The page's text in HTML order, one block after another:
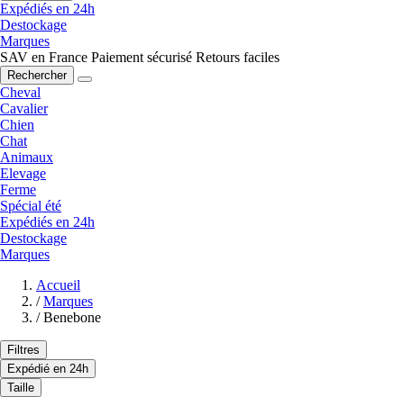
Expédiés en 24h
Destockage
Marques
SAV en France Paiement sécurisé Retours faciles
Rechercher
Cheval
Cavalier
Chien
Chat
Animaux
Elevage
Ferme
Spécial été
Expédiés en 24h
Destockage
Marques
Accueil
/ Marques
/ Benebone
Filtres
Expédié en 24h
Taille